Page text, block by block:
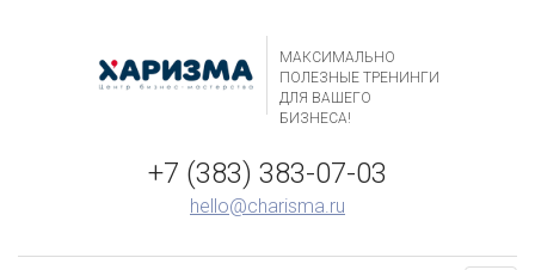
МАКСИМАЛЬНО
ПОЛЕЗНЫЕ ТРЕНИНГИ
ДЛЯ ВАШЕГО
БИЗНЕСА!
+7 (383) 383-07-03
hello@charisma.ru